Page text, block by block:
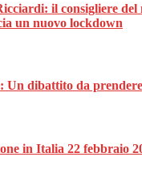
il consigliere del
un nuovo lockdown
Un dibattito da
in Italia 22 febbraio